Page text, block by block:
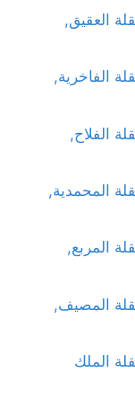
العقيق,
الفاخرية,
الفلاح,
المحمدية,
المربع,
المصيف,
الملك